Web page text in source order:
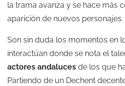
la trama avanza y se hace más
aparición de nuevos personajes.
Son sin duda los momentos en
interactúan donde se nota el
actores andaluces de los que
Partiendo de un Dechent